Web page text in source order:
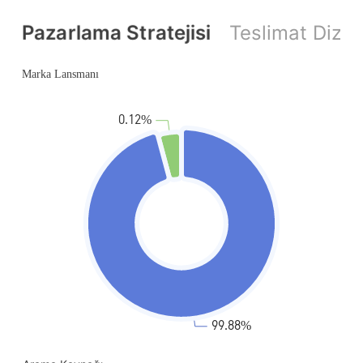
Pazarlama Stratejisi Teslimat Dizini